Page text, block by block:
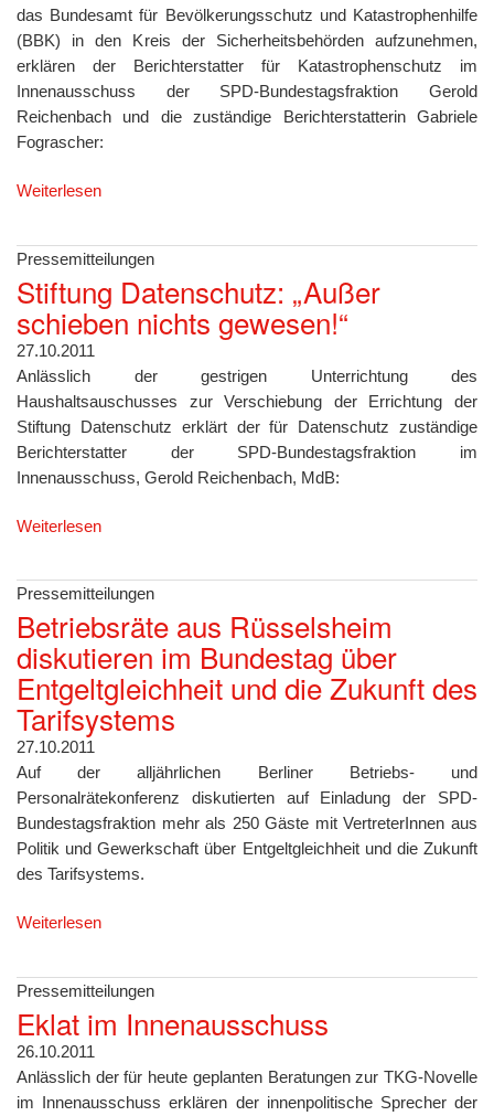
das Bundesamt für Bevölkerungsschutz und Katastrophenhilfe
(BBK) in den Kreis der Sicherheitsbehörden aufzunehmen,
erklären der Berichterstatter für Katastrophenschutz im
Innenausschuss der SPD-Bundestagsfraktion Gerold
Reichenbach und die zuständige Berichterstatterin Gabriele
Fograscher:
Weiterlesen
Pressemitteilungen
Stiftung Datenschutz: „Außer
schieben nichts gewesen!“
27.10.2011
Anlässlich der gestrigen Unterrichtung des
Haushaltsauschusses zur Verschiebung der Errichtung der
Stiftung Datenschutz erklärt der für Datenschutz zuständige
Berichterstatter der SPD-Bundestagsfraktion im
Innenausschuss, Gerold Reichenbach, MdB:
Weiterlesen
Pressemitteilungen
Betriebsräte aus Rüsselsheim
diskutieren im Bundestag über
Entgeltgleichheit und die Zukunft des
Tarifsystems
27.10.2011
Auf der alljährlichen Berliner Betriebs- und
Personalrätekonferenz diskutierten auf Einladung der SPD-
Bundestagsfraktion mehr als 250 Gäste mit VertreterInnen aus
Politik und Gewerkschaft über Entgeltgleichheit und die Zukunft
des Tarifsystems.
Weiterlesen
Pressemitteilungen
Eklat im Innenausschuss
26.10.2011
Anlässlich der für heute geplanten Beratungen zur TKG-Novelle
im Innenausschuss erklären der innenpolitische Sprecher der